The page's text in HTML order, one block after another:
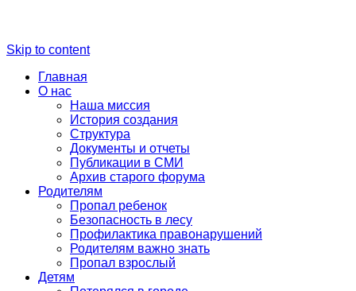
Skip to content
Главная
О нас
Наша миссия
История создания
Структура
Документы и отчеты
Публикации в СМИ
Архив старого форума
Родителям
Пропал ребенок
Безопасность в лесу
Профилактика правонарушений
Родителям важно знать
Пропал взрослый
Детям